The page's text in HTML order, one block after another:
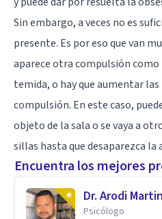
Sin embargo, a veces no es
presente. Es por eso que van
aparece otra compulsión
temida, o hay que aumentar
compulsión. En este caso,
objeto de la sala o se vaya a
sillas hasta que desaparezca la
Encuentra los mejores
Dr. Arodi
Psicólogo